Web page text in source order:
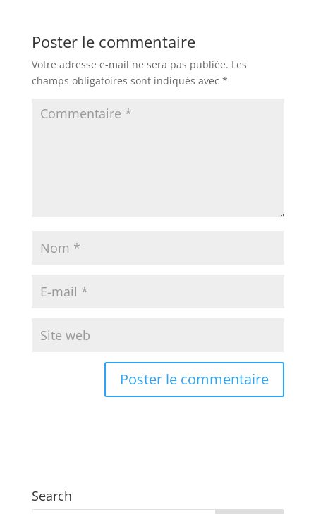
Poster le commentaire
Votre adresse e-mail ne sera pas publiée. Les
champs obligatoires sont indiqués avec *
Search